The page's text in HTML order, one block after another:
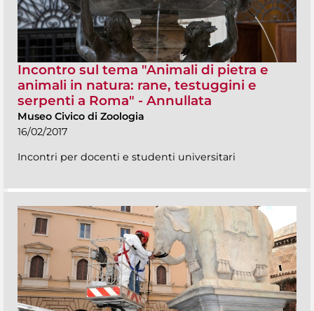
Incontro sul tema "Animali di pietra e
animali in natura: rane, testuggini e
serpenti a Roma" - Annullata
Museo Civico di Zoologia
16/02/2017
Incontri per docenti e studenti universitari